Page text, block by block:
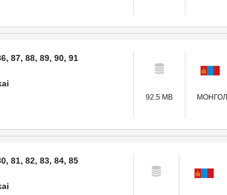
87, 88, 89, 90, 91
92.5 MB МОНГОЛ
81, 82, 83, 84, 85